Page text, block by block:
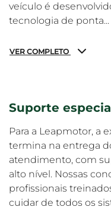
veículo é
tecnologia de ponta...
VER COMPLETO
Suporte
Para a Leapmotor, a
termina na entrega
atendimento, com
alto nível. Nossas
profissionais
cuidar de todos os